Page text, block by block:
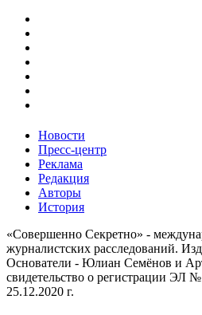
Новости
Пресс-центр
Реклама
Редакция
Авторы
История
«Совершенно Секретно» -
журналистских расследований.
Основатели - Юлиан Семёнов и
свидетельство о регистрации ЭЛ
25.12.2020 г.